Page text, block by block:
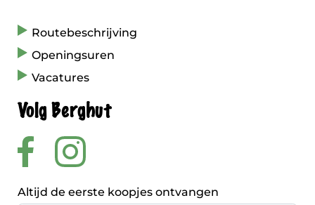
Routebeschrijving
Openingsuren
Vacatures
Volg Berghut
Altijd de eerste koopjes ontvangen